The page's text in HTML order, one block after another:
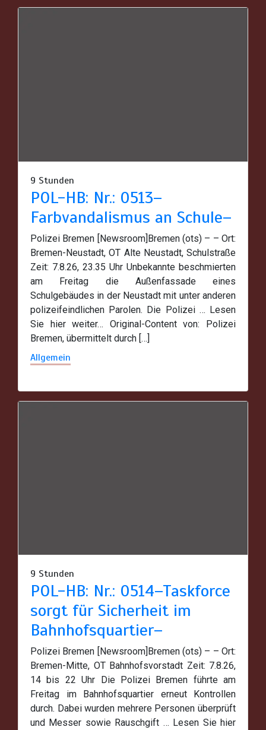
9 Stunden
POL-HB: Nr.: 0513–
Farbvandalismus an Schule–
Polizei Bremen [Newsroom]Bremen (ots) – – Ort:
Bremen-Neustadt, OT Alte Neustadt, Schulstraße
Zeit: 7.8.26, 23.35 Uhr Unbekannte beschmierten
am Freitag die Außenfassade eines
Schulgebäudes in der Neustadt mit unter anderen
polizeifeindlichen Parolen. Die Polizei … Lesen
Sie hier weiter… Original-Content von: Polizei
Bremen, übermittelt durch […]
Allgemein
9 Stunden
POL-HB: Nr.: 0514–Taskforce
sorgt für Sicherheit im
Bahnhofsquartier–
Polizei Bremen [Newsroom]Bremen (ots) – – Ort:
Bremen-Mitte, OT Bahnhofsvorstadt Zeit: 7.8.26,
14 bis 22 Uhr Die Polizei Bremen führte am
Freitag im Bahnhofsquartier erneut Kontrollen
durch. Dabei wurden mehrere Personen überprüft
und Messer sowie Rauschgift … Lesen Sie hier